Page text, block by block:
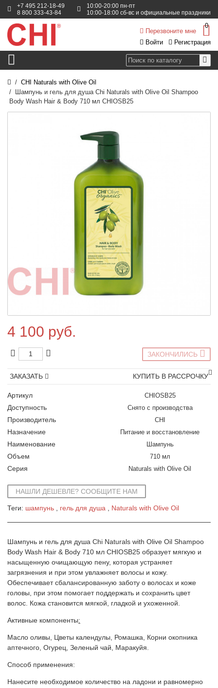
+7 495 212-18-49
8 800 333-43-84
10:00-20:00 пн-пт
10:00-18:00 сб-вс и официальные праздники
Войти Регистрация
Перезвоните мне
0
CHI Naturals with Olive Oil
Шампунь и гель для душа Chi Naturals with Olive Oil Shampoo
Body Wash Hair & Body 710 мл CHIOSB25
4 100 руб.
ЗАКОНЧИЛИСЬ
ЗАКАЗАТЬ КУПИТЬ В РАССРОЧКУ
Артикул CHIOSB25
Доступность Снято с производства
Производитель CHI
Назначение Питание и восстановление
Наименование Шампунь
Объем 710 мл
Серия Naturals with Olive Oil
НАШЛИ ДЕШЕВЛЕ? СООБЩИТЕ НАМ
Теги: шампунь гель для душа Naturals with Olive Oil
Шампунь и гель для душа Chi Naturals with Olive Oil Shampoo
Body Wash Hair & Body 710 мл CHIOSB25 образует мягкую и
насыщенную очищающую пену, которая устраняет
загрязнения и при этом увлажняет волосы и кожу.
Обеспечивает сбалансированную заботу о волосах и коже
головы, при этом помогает поддержать и сохранить цвет
волос. Кожа становится мягкой, гладкой и ухоженной.
Активные компоненты:
Масло оливы, Цветы календулы, Ромашка, Корни окопника
аптечного, Огурец, Зеленый чай, Маракуйя.
Способ применения:
Нанесите необходимое количество на ладони и равномерно